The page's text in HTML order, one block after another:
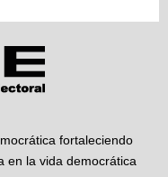
fortaleciendo
en la vida democrática